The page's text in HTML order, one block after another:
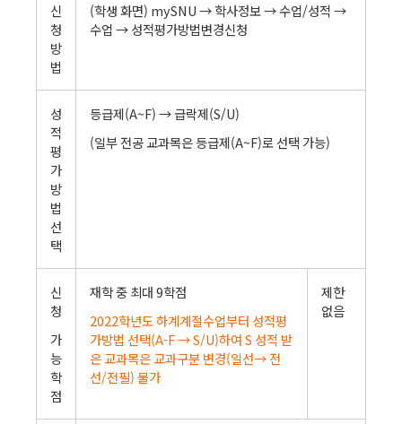
신
청
방
법
(학생 화면) mySNU → 학사정보 → 수업/성적 →
수업 → 성적평가방법변경신청
성
적
평
가
방
법
선
택
등급제(A~F) → 급락제(S/U)
(일부 전공 교과목은 등급제(A~F)로 선택 가능)
신
청
가
능
학
점
재학 중 최대 9학점
2022학년도 하계계절수업부터 성적평
가방법 선택(A-F → S/U)하여S 성적 받
은 교과목은 교과구분 변경(일선→ 전
선/전필) 불가
제한
없음